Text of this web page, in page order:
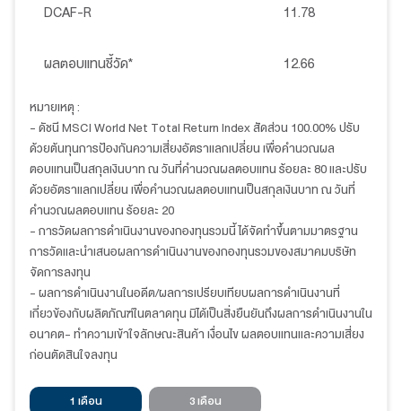
DCAF-R 11.78
ผลตอบแทนชี้วัด* 12.66
หมายเหตุ :
- ดัชนี MSCI World Net Total Return Index สัดส่วน 100.00% ปรับ
ด้วยต้นทุนการป้องกันความเสี่ยงอัตราแลกเปลี่ยน เพื่อคำนวณผล
ตอบแทนเป็นสกุลเงินบาท ณ วันที่คำนวณผลตอบแทน ร้อยละ 80 และปรับ
ด้วยอัตราแลกเปลี่ยน เพื่อคำนวณผลตอบแทนเป็นสกุลเงินบาท ณ วันที่
คำนวณผลตอบแทน ร้อยละ 20
- การวัดผลการดำเนินงานของกองทุนรวมนี้ ได้จัดทำขึ้นตามมาตรฐาน
การวัดและนำเสนอผลการดำเนินงานของกองทุนรวมของสมาคมบริษัท
จัดการลงทุน
- ผลการดำเนินงานในอดีต/ผลการเปรียบเทียบผลการดำเนินงานที่
เกี่ยวข้องกับผลิตภัณฑ์ในตลาดทุน มิได้เป็นสิ่งยืนยันถึงผลการดำเนินงานใน
อนาคต- ทำความเข้าใจลักษณะสินค้า เงื่อนไข ผลตอบแทนและความเสี่ยง
ก่อนตัดสินใจลงทุน
1 เดือน 3 เดือน